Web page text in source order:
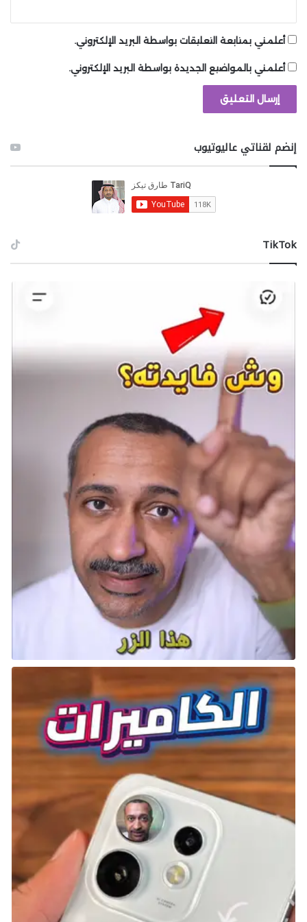
أعلمني بمتابعة التعليقات بواسطة البريد الإلكتروني.
أعلمني بالمواضيع الجديدة بواسطة البريد الإلكتروني.
إنضم لقناتي عاليوتيوب
‫TikTok